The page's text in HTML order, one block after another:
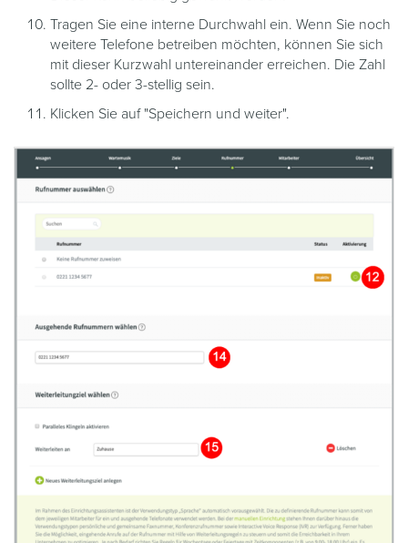
Tragen Sie eine interne Durchwahl ein. Wenn Sie noch
weitere Telefone betreiben möchten, können Sie sich
mit dieser Kurzwahl untereinander erreichen. Die Zahl
sollte 2- oder 3-stellig sein.
Klicken Sie auf "Speichern und weiter".